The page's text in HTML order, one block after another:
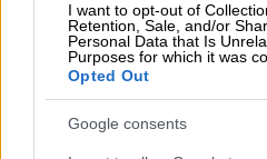
I want to opt-out of
Retention, Sale, and/or
Personal Data that Is
Purposes for which it was
Opted Out
Google consents
Η σορός που σύμφωνα
Ηρακλείου βρίσκεται
μεταφέρθηκε στο
Εργαστήριο του ΠΑΓΝΗ